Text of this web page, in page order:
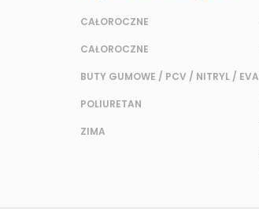
CAŁOROCZNE
CAŁOROCZNE
BUTY GUMOWE / PCV / NITRYL / EVA
POLIURETAN
ZIMA